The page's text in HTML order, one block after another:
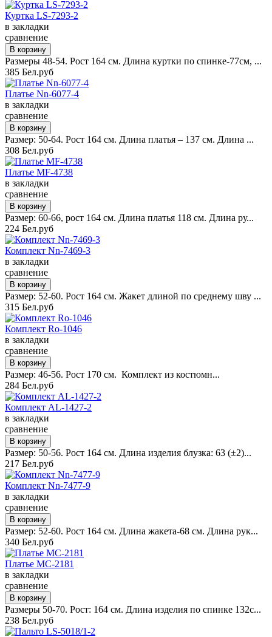
Куртка LS-7293-2
в закладки
сравнение
Размеры 48-54. Рост 164 см. Длина куртки по спинке-77см, ...
385 Бел.руб
Платье Nn-6077-4
в закладки
сравнение
Размер: 50-64. Рост 164 см. Длина платья – 137 см. Длина ...
308 Бел.руб
Платье MF-4738
в закладки
сравнение
Размер: 60-66, рост 164 см. Длина платья 118 см. Длина ру...
224 Бел.руб
Комплект Nn-7469-3
в закладки
сравнение
Размер: 52-60. Рост 164 см. Жакет длиной по среднему шву ...
315 Бел.руб
Комплект Ro-1046
в закладки
сравнение
Размер: 46-56. Рост 170 см. Комплект из костюмн...
284 Бел.руб
Комплект AL-1427-2
в закладки
сравнение
Размер: 50-56. Рост 164 см. Длина изделия блузка: 63 (±2)...
217 Бел.руб
Комплект Nn-7477-9
в закладки
сравнение
Размер: 52-60. Рост 164 см. Длина жакета-68 см. Длина рук...
340 Бел.руб
Платье MC-2181
в закладки
сравнение
Размеры 50-70. Рост: 164 см. Длина изделия по спинке 132с...
238 Бел.руб